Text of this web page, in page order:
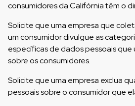
consumidores da Califórnia têm o
Solicite que uma empresa que
um consumidor divulgue as
específicas de dados pessoais
sobre os consumidores.
Solicite que uma empresa exclua
pessoais sobre o consumidor que